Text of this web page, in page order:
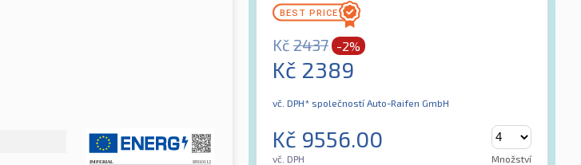
Kč 2437 -2%
Kč 2389
vč. DPH* společností Auto-Raifen GmbH
Kč 9556.00
vč. DPH Množství